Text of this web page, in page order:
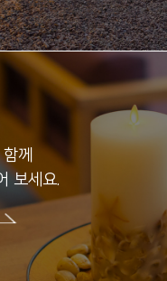
께
보세요.